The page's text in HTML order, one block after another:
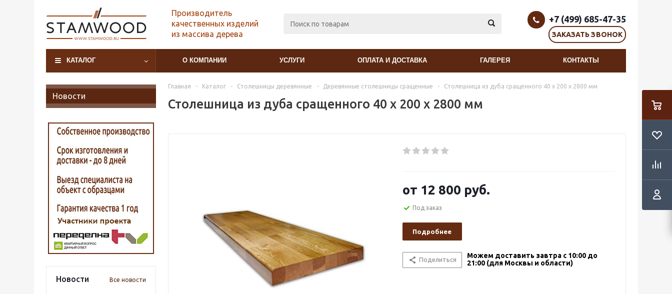
Производитель
качественных изделий
из массива дерева
+7 (499) 685-47-35
ЗАКАЗАТЬ ЗВОНОК
КАТАЛОГ О КОМПАНИИ УСЛУГИ ОПЛАТА И ДОСТАВКА ГАЛЕРЕЯ КОНТАКТЫ
Новости
Новости Все новости
Главная - Каталог - Столешницы деревянные - Деревянные столешницы сращенные - Столешница из дуба сращенного 40 х 200 х 2800 мм
Столешница из дуба сращенного 40 х 200 х 2800 мм
от 12 800 руб.
Под заказ
Подробнее
Поделиться
Можем доставить завтра с 10:00 до
21:00 (для Москвы и области)